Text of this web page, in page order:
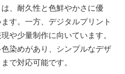
、耐久性と色鮮やかさに優
す。一方、デジタルプリント
や少量制作に向いています。
染めがあり、シンプルなデザ
で対応可能です。